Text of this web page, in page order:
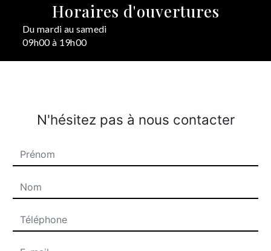
Horaires d'ouvertures
Du mardi au samedi
09h00 à 19h00
N'hésitez pas à nous contacter